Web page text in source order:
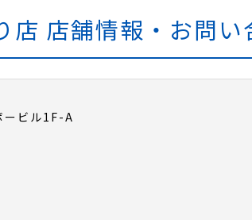
店 店舗情報・お問い
ビル1F-A